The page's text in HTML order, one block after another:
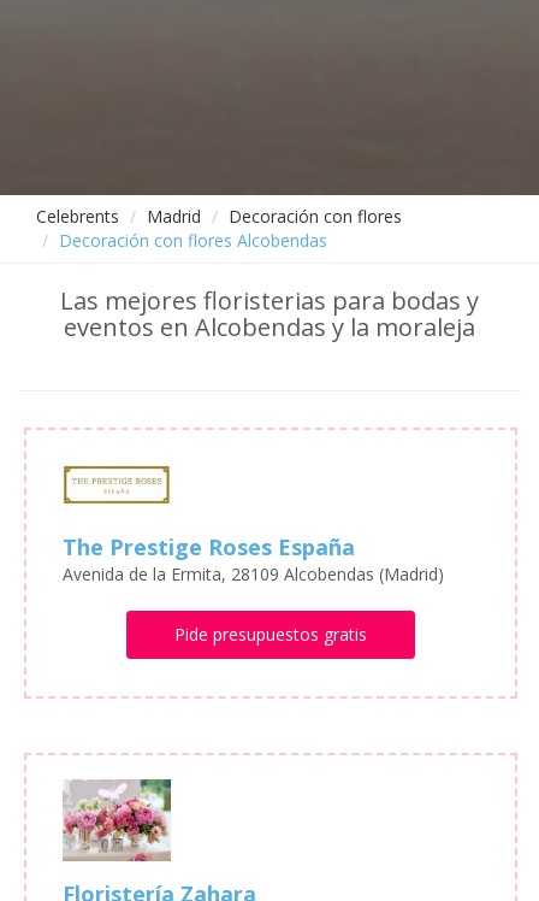
Celebrents Madrid
Decoración con flores
Decoración con flores Alcobendas
Las mejores floristerias para bodas y
eventos en Alcobendas y la moraleja
The Prestige Roses España
Avenida de la Ermita, 28109 Alcobendas (Madrid)
Pide presupuestos gratis
Floristería Zahara